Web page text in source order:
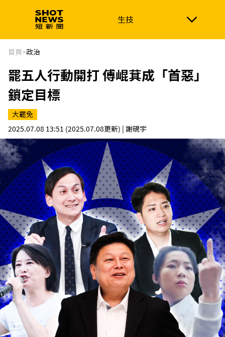
生技
生技 政治
新南向 體育
首頁>政治
罷五人行動開打 傅崐萁成「首惡」
鎖定目標
大罷免
2025.07.08 13:51 (2025.07.08更新) | 謝硯宇